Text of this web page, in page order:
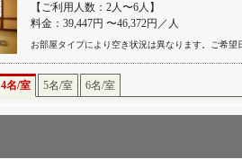
【ご利用人数：2人〜6人】
料金：39,447円 〜46,372円／人
お部屋タイプにより空き状況は異なります。ご希望
4名/室 5名/室 6名/室